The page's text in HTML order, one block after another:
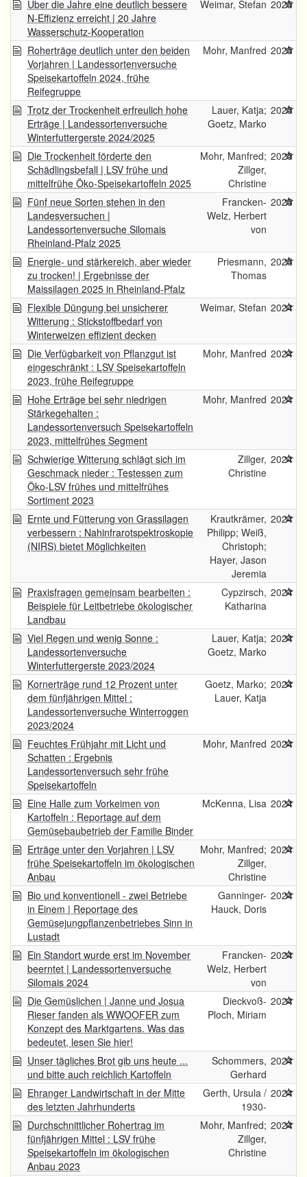
Über die Jahre eine deutlich bessere
N-Effizienz erreicht | 20 Jahre
Wasserschutz-Kooperation
Weimar, Stefan 2025
Roherträge deutlich unter den beiden
Vorjahren | Landessortenversuche
Speisekartoffeln 2024, frühe
Reifegruppe
Mohr, Manfred 2025
Trotz der Trockenheit erfreulich hohe
Erträge | Landessortenversuche
Winterfuttergerste 2024/2025
Lauer, Katja;
Goetz, Marko
2025
Die Trockenheit förderte den
Schädlingsbefall | LSV frühe und
mittelfrühe Öko-Speisekartoffeln 2025
Mohr, Manfred;
Zillger,
Christine
2025
Fünf neue Sorten stehen in den
Landesversuchen |
Landessortenversuche Silomais
Rheinland-Pfalz 2025
Francken-
Welz, Herbert
von
2025
Energie- und stärkereich, aber wieder
zu trocken! | Ergebnisse der
Maissilagen 2025 in Rheinland-Pfalz
Priesmann,
Thomas
2025
Flexible Düngung bei unsicherer
Witterung : Stickstoffbedarf von
Winterweizen effizient decken
Weimar, Stefan 2024
Die Verfügbarkeit von Pflanzgut ist
eingeschränkt : LSV Speisekartoffeln
2023, frühe Reifegruppe
Mohr, Manfred 2024
Hohe Erträge bei sehr niedrigen
Stärkegehalten :
Landessortenversuch Speisekartoffeln
2023, mittelfrühes Segment
Mohr, Manfred 2024
Schwierige Witterung schlägt sich im
Geschmack nieder : Testessen zum
Öko-LSV frühes und mittelfrühes
Sortiment 2023
Zillger,
Christine
2024
Ernte und Fütterung von Grassilagen
verbessern : Nahinfrarotspektroskopie
(NIRS) bietet Möglichkeiten
Krautkrämer,
Philipp; Weiß,
Christoph;
Hayer, Jason
Jeremia
2024
Praxisfragen gemeinsam bearbeiten :
Beispiele für Leitbetriebe ökologischer
Landbau
Cypzirsch,
Katharina
2024
Viel Regen und wenig Sonne :
Landessortenversuche
Winterfuttergerste 2023/2024
Lauer, Katja;
Goetz, Marko
2024
Kornerträge rund 12 Prozent unter
dem fünfjährigen Mittel :
Landessortenversuche Winterroggen
2023/2024
Goetz, Marko;
Lauer, Katja
2024
Feuchtes Frühjahr mit Licht und
Schatten : Ergebnis
Landessortenversuch sehr frühe
Speisekartoffeln
Mohr, Manfred 2024
Eine Halle zum Vorkeimen von
Kartoffeln : Reportage auf dem
Gemüsebaubetrieb der Familie Binder
McKenna, Lisa 2024
Erträge unter den Vorjahren | LSV
frühe Speisekartoffeln im ökologischen
Anbau
Mohr, Manfred;
Zillger,
Christine
2024
Bio und konventionell - zwei Betriebe
in Einem | Reportage des
Gemüsejungpflanzenbetriebes Sinn in
Lustadt
Ganninger-
Hauck, Doris
2024
Ein Standort wurde erst im November
beerntet | Landessortenversuche
Silomais 2024
Francken-
Welz, Herbert
von
2024
Die Gemüslichen | Janne und Josua
Rieser fanden als WWOOFER zum
Konzept des Marktgartens. Was das
bedeutet, lesen Sie hier!
Dieckvoß-
Ploch, Miriam
2024
Unser tägliches Brot gib uns heute ...
und bitte auch reichlich Kartoffeln
Schommers,
Gerhard
2024
Ehranger Landwirtschaft in der Mitte
des letzten Jahrhunderts
Gerth, Ursula /
1930-
2024
Durchschnittlicher Rohertrag im
fünfjährigen Mittel : LSV frühe
Speisekartoffeln im ökologischen
Anbau 2023
Mohr, Manfred;
Zillger,
Christine
2024